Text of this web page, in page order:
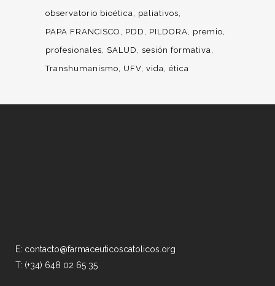
observatorio bioética
paliativos
PAPA FRANCISCO
PDD PILDORA
premio
profesionales
SALUD
sesión formativa
Transhumanismo
UFV vida ética
E: contacto@farmaceuticoscatolicos.org
T: (+34) 648 02 65 35